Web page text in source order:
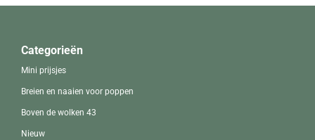
Categorieën
Mini prijsjes
Breien en naaien voor poppen
Boven de wolken 43
Nieuw